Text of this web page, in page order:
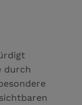
durch